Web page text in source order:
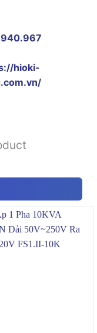
hioki-